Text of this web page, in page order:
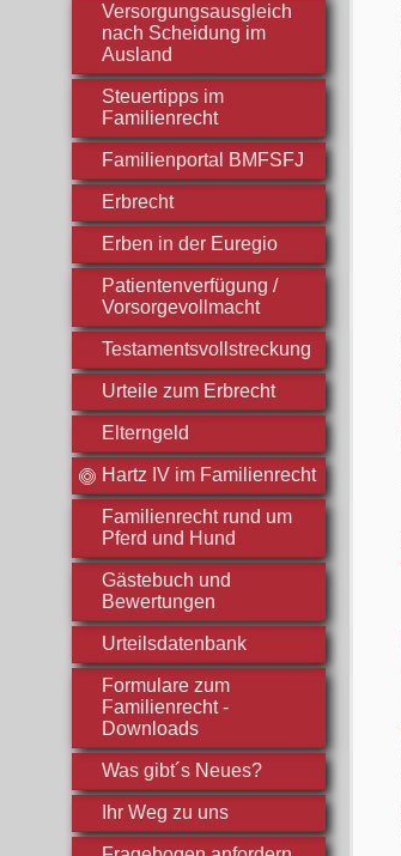
Versorgungsausgleich
nach Scheidung im
Ausland
Steuertipps im
Familienrecht
Familienportal BMFSFJ
Erbrecht
Erben in der Euregio
Patientenverfügung /
Vorsorgevollmacht
Testamentsvollstreckung
Urteile zum Erbrecht
Elterngeld
Hartz IV im Familienrecht
Familienrecht rund um
Pferd und Hund
Gästebuch und
Bewertungen
Urteilsdatenbank
Formulare zum
Familienrecht -
Downloads
Was gibt´s Neues?
Ihr Weg zu uns